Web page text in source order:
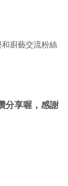
廚藝交流粉絲
分享喔，感謝